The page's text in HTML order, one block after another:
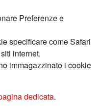
Preferenze e
specificare come Safari
internet.
immagazzinato i cookie
dedicata.